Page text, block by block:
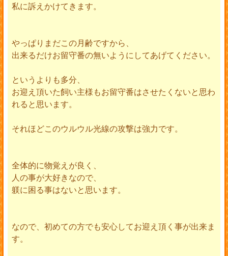
私に訴えかけてきます。
やっぱりまだこの月齢ですから、
出来るだけお留守番の無いようにしてあげてください。
というよりも多分、
お迎え頂いた飼い主様もお留守番はさせたくないと思わ
れると思います。
それほどこのウルウル光線の攻撃は強力です。
全体的に物覚えが良く、
人の事が大好きなので、
躾に困る事はないと思います。
なので、初めての方でも安心してお迎え頂く事が出来ま
す。